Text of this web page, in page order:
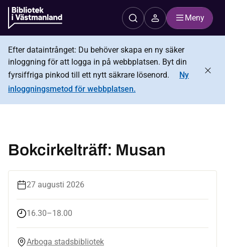
Meny
Efter dataintrånget: Du behöver skapa en ny säker
inloggning för att logga in på webbplatsen. Byt din
fyrsiffriga pinkod till ett nytt säkrare lösenord.
Ny
inloggningsmetod för webbplatsen.
Bokcirkelträff: Musan
27 augusti 2026
16.30–18.00
Arboga stadsbibliotek